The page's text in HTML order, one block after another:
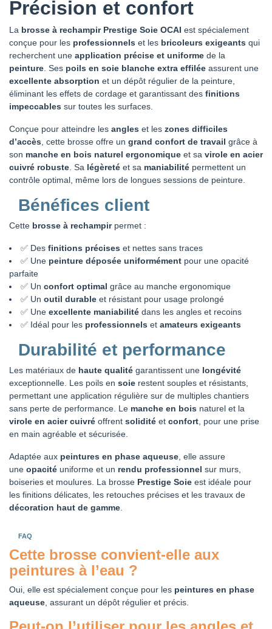
Précision et confort
La brosse à rechampir Prestige Soie OCAI est spécialement
conçue pour les professionnels et les bricoleurs exigeants qui
recherchent une application précise et uniforme de la
peinture . Ses poils en soie blanche extra effilée assurent une
excellente absorption et un dépôt régulier de la peinture,
éliminant les effets de cordage et garantissant des finitions
impeccables sur toutes les surfaces.
Conçue pour atteindre les angles et les zones difficiles
d’accès , cette brosse offre un grand confort de travail grâce à
son manche en bois naturel ergonomique et sa virole en acier
cuivré robuste . Sa légèreté et sa maniabilité permettent un
contrôle optimal, même lors de longues sessions de peinture.
Bénéfices client
Cette brosse à rechampirpermet :
✅ Des finitions précises et nettes sans traces
✅ Une peinture déposée uniformément pour une opacité
parfaite
✅ Un confort optimal grâce au manche ergonomique
✅ Un outil durable et résistant pour usage prolongé
✅ Une excellente maniabilité dans les angles et recoins
✅ Idéal pour les professionnels et amateurs exigeants
Durabilité et performance
Les matériaux de haute qualité garantissent une longévité
exceptionnelle. Les poils en soie restent souples et résistants,
permettant une application régulière sur de multiples chantiers
sans perte de performance. Le manche en bois naturel et la
virole en acier cuivré offrent solidité et confort , pour une prise
en main agréable et sécurisée.
Adaptée aux peintures en phase aqueuse , elle assure
une opacité uniforme et un rendu professionnel sur murs,
boiseries et moulures. La brosse Prestige Soie est idéale pour
les finitions délicates, les retouches précises et les travaux de
décoration haut de gamme
FAQ
Cette brosse convient-elle aux
peintures à l’eau ?
Oui, elle est spécialement conçue pour les peintures en phase
aqueuse , assurant un dépôt régulier et précis.